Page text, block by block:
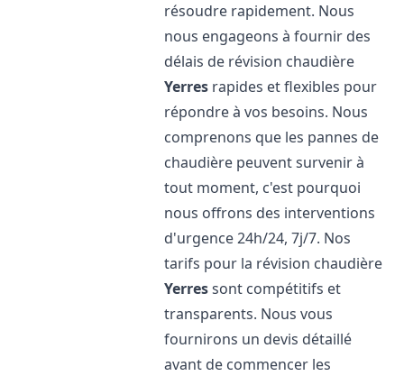
résoudre rapidement. Nous
nous engageons à fournir des
délais de révision chaudière
Yerres rapides et flexibles pour
répondre à vos besoins. Nous
comprenons que les pannes de
chaudière peuvent survenir à
tout moment, c'est pourquoi
nous offrons des interventions
d'urgence 24h/24, 7j/7. Nos
tarifs pour la révision chaudière
Yerressont compétitifs et
transparents. Nous vous
fournirons un devis détaillé
avant de commencer les